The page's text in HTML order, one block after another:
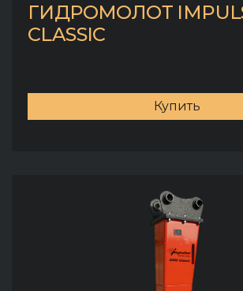
ГИДРОМОЛОТ
CLASSIC
Купить